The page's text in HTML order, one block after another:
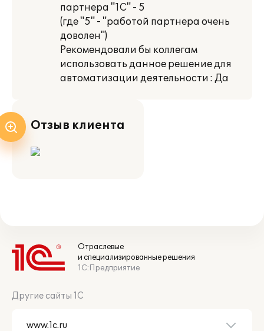
партнера "1С" - 5
(где "5" - "работой партнера очень
доволен")
Рекомендовали бы коллегам
использовать данное решение для
автоматизации деятельности : Да
Отзыв клиента
Отраслевые
и специализированные решения
1С:Предприятие
Другие сайты 1С